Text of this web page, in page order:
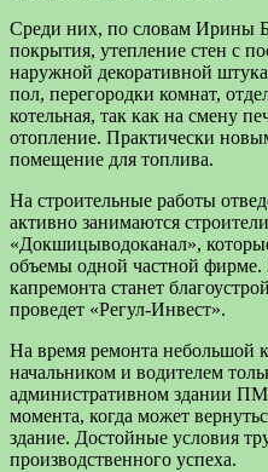
Среди них, по словам Ирины
покрытия, утепление стен с
наружной декоративной
пол, перегородки комнат,
котельная, так как на смену
отопление. Практически
помещение для топлива.
На строительные работы
активно занимаются
«Докшицыводоканал»,
объемы одной частной
капремонта станет
проведет «Регул-Инвест».
На время ремонта небольшой
начальником и водителем
административном здании
момента, когда может
здание. Достойные условия
производственного успеха.